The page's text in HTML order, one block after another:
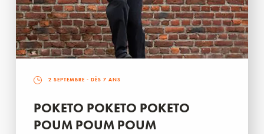
2 SEPTEMBRE - DÈS 7 ANS
POKETO POKETO POKETO
POUM POUM POUM